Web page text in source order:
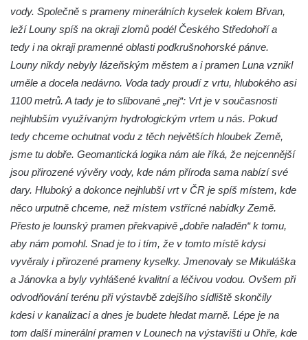
vody. Společně s prameny minerálních kyselek kolem Břvan,
leží Louny spíš na okraji zlomů podél Českého Středohoří a
tedy i na okraji pramenné oblasti podkrušnohorské pánve.
Louny nikdy nebyly lázeňským městem a i pramen Luna vznikl
uměle a docela nedávno. Voda tady proudí z vrtu, hlubokého asi
1100 metrů. A tady je to slibované „nej“: Vrt je v současnosti
nejhlubším využívaným hydrologickým vrtem u nás. Pokud
tedy chceme ochutnat vodu z těch největších hloubek Země,
jsme tu dobře. Geomantická logika nám ale říká, že nejcennější
jsou přirozené vývěry vody, kde nám příroda sama nabízí své
dary. Hluboký a dokonce nejhlubší vrt v ČR je spíš místem, kde
něco urputně chceme, než místem vstřícné nabídky Země.
Přesto je lounský pramen překvapivě „dobře naladěn“ k tomu,
aby nám pomohl. Snad je to i tím, že v tomto místě kdysi
vyvěraly i přirozené prameny kyselky. Jmenovaly se Mikuláška
a Jánovka a byly vyhlášené kvalitní a léčivou vodou. Ovšem při
odvodňování terénu při výstavbě zdejšího sídliště skončily
kdesi v kanalizaci a dnes je budete hledat marně. Lépe je na
tom další minerální pramen v Lounech na výstavišti u Ohře, kde